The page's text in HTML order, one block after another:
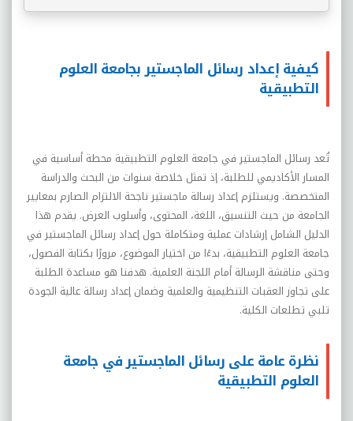
كيفية إعداد رسائل الماجستير بجامعة العلوم
التطبيقية
تُعد رسائل الماجستير في جامعة العلوم التطبيقية محطة أساسية في
المسار الأكاديمي للطلبة، إذ تمثل خلاصة سنوات من البحث والدراسة
المتخصصة. ويستلزم إعداد رسالة ماجستير ناجحة الالتزام الصارم بمعايير
الجامعة من حيث التنسيق، اللغة، المحتوى، وأسلوب العرض. يقدم هذا
الدليل الشامل إرشادات عملية ومتكاملة حول إعداد رسائل الماجستير في
جامعة العلوم التطبيقية، بدءًا من اختيار الموضوع، مرورًا بكتابة الفصول،
وحتى مناقشة الرسالة أمام اللجنة العلمية. هدفنا هو مساعدة الطلبة
على تجاوز العقبات التنظيمية والعلمية وضمان إعداد رسالة عالية الجودة
تلبي تطلعات الكلية.
نظرة عامة على رسائل الماجستير في جامعة
العلوم التطبيقية